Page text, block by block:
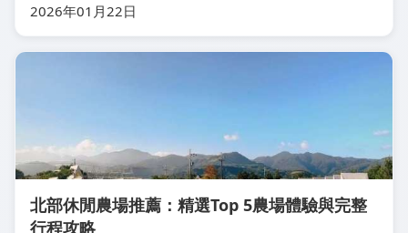
2026年01月22日
北部休閒農場推薦：精選Top 5農場體驗與完整
行程攻略